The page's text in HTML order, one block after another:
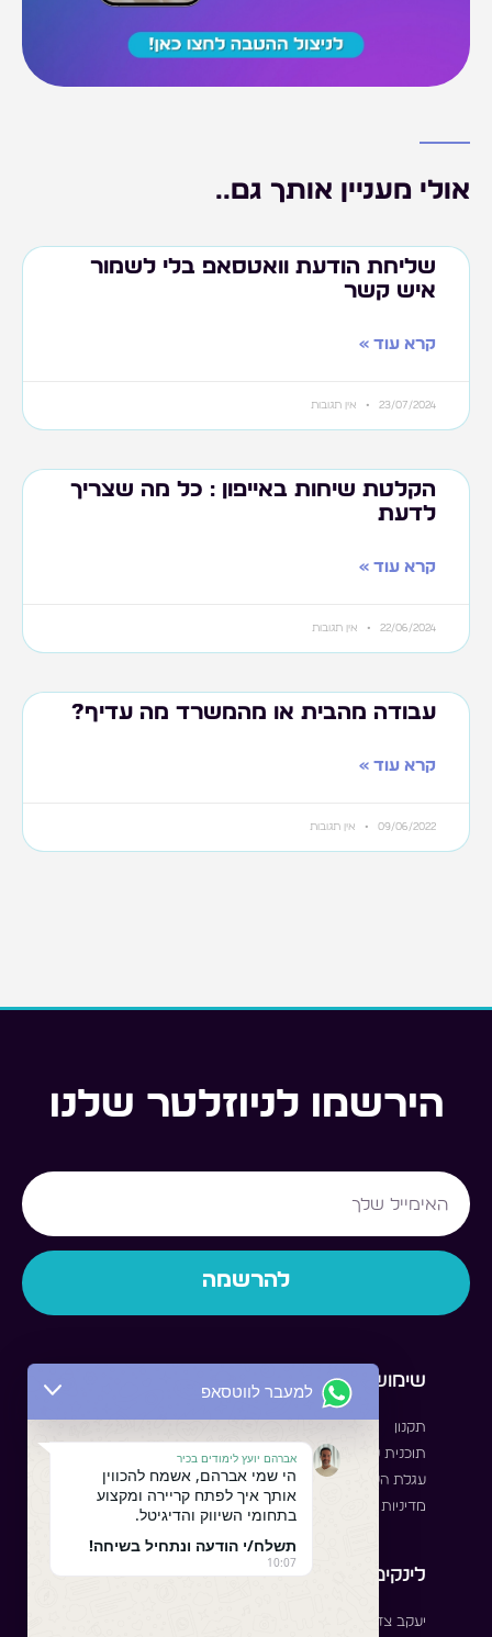
אולי מעניין אותך גם..
שליחת הודעת וואטסאפ בלי לשמור
איש קשר
קרא עוד »
23/07/2024 אין תגובות
הקלטת שיחות באייפון : כל מה שצריך
לדעת
קרא עוד »
22/06/2024 אין תגובות
עבודה מהבית או מהמשרד מה עדיף?
קרא עוד »
09/06/2022 אין תגובות
הירשמו לניוזלטר שלנו
Email
להרשמה
שימושי
תקנון
תוכנית שותפים
עגלת הקניות שלי
מדיניות שימוש
קבוצת סטודנטים
תוכנית סטאז'
לינקים לתוכנות
יעקב צדק - מרצה בינה
עקבו אחרינו
למעבר לווטסאפ
אברהם יועץ לימודים בכיר
הי שמי אברהם, אשמח להכווין
אותך איך לפתח קריירה ומקצוע
בתחומי השיווק והדיגיטל.
תשלח/י הודעה ונתחיל בשיחה!
10:07